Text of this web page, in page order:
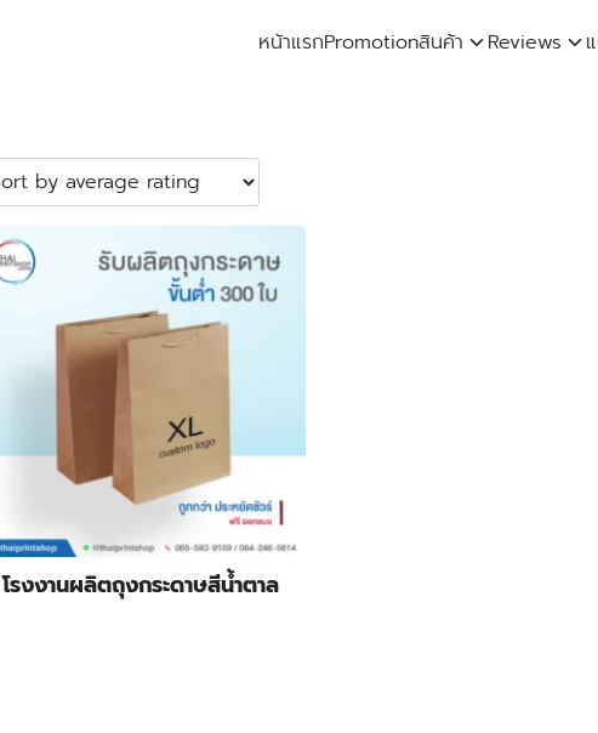
หน้าแรกPromotionสินค้า Reviews
โรงงานผลิตถุงกระดาษสีน้ำตาล